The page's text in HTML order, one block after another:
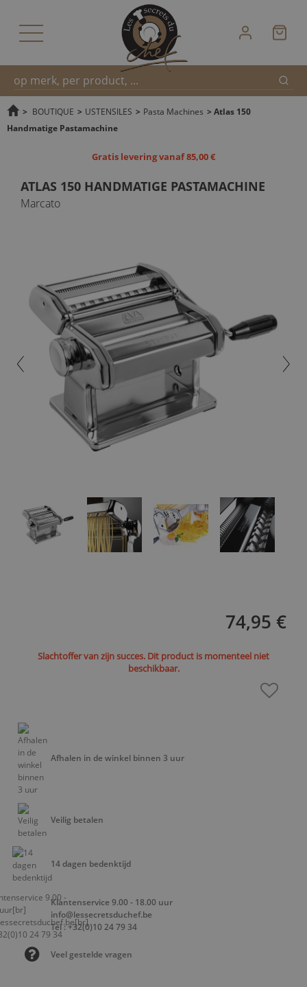
Snel
> BOUTIQUE > USTENSILES > Pasta Machines > Atlas 150
Handmatige Pastamachine
Gratis levering vanaf 85,00 €
ATLAS 150 HANDMATIGE PASTAMACHINE
Marcato
74,95 €
Slachtoffer van zijn succes. Dit product is momenteel niet
beschikbaar.
Afhalen in de winkel binnen 3 uur
Veilig betalen
14 dagen bedenktijd
Klantenservice 9.00 - 18.00 uur
info@lessecretsduchef.be
Tel : +32(0)10 24 79 34
Veel gestelde vragen